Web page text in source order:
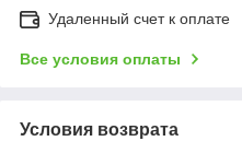
Удаленный счет к оплате
Все условия оплаты
Условия возврата